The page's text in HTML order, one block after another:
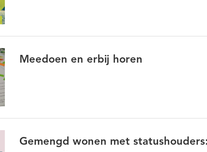
Meedoen en erbij horen
Gemengd wonen met